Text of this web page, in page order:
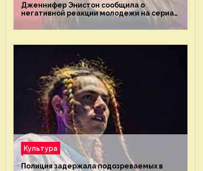
Дженнифер Энистон сообщила о
негативной реакции молодежи на сериал
Культура
Полиция задержала подозреваемых в